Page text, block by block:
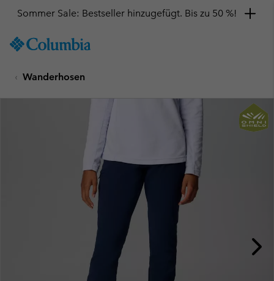
TO
SKIP
MAIN
Sommer Sale: Bestseller hinzugefügt. Bis zu 50 %!
Wanderhosen